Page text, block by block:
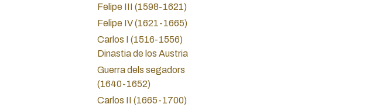
Felipe III (1598-1621)
Felipe IV (1621-1665)
Carlos I (1516-1556)
Dinastia de los Austria
Guerra dels segadors
(1640-1652)
Carlos II (1665-1700)